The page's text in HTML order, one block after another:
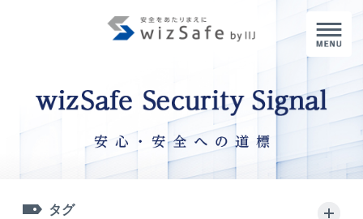
タグ